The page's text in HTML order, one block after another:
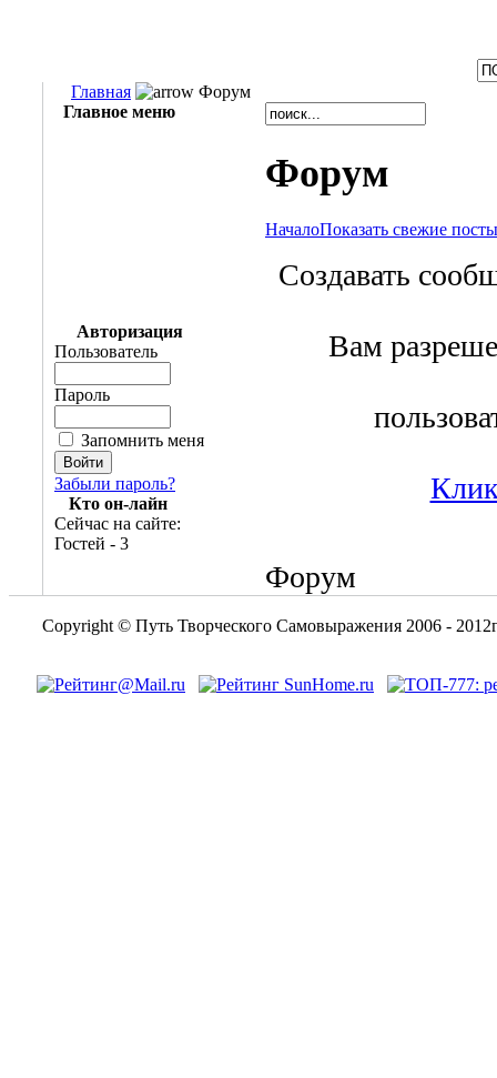
Главная
Форум
Главное меню
Авторизация
Пользователь
Пароль
Запомнить меня
Забыли пароль?
Кто он-лайн
Сейчас на сайте:
Гостей - 3
Форум
НачалоПоказать свежие посты
Создавать
Вам
Форум
Copyright © Путь Творческого Самовыражения 2006 -